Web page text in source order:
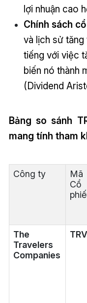
lợi nhuận cao
Chính sách
và lịch sử
tiếng với việc
biến nó thành
(Dividend
Bảng so sánh
mang tính tham
Công ty
Mã
Cổ
The
Travelers
Companies
TRV